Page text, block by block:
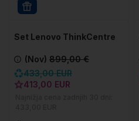
Set Lenovo ThinkCentre
(Nov) 899,00 €
433,00 EUR
413,00 EUR